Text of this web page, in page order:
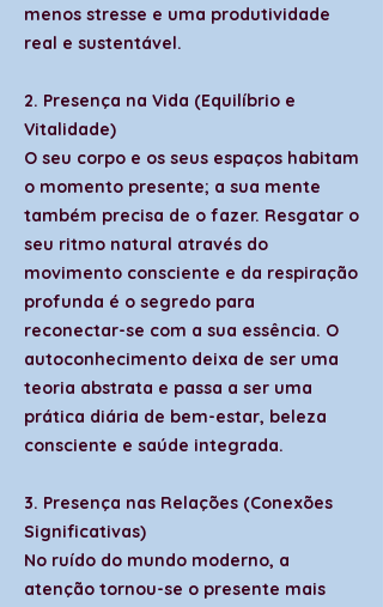
menos stresse e uma produtividade
real e sustentável.
2. Presença na Vida (Equilíbrio e
Vitalidade)
O seu corpo e os seus espaços habitam
o momento presente; a sua mente
também precisa de o fazer. Resgatar o
seu ritmo natural através do
movimento consciente e da respiração
profunda é o segredo para
reconectar-se com a sua essência. O
autoconhecimento deixa de ser uma
teoria abstrata e passa a ser uma
prática diária de bem-estar, beleza
consciente e saúde integrada.
3. Presença nas Relações (Conexões
Significativas)
No ruído do mundo moderno, a
atenção tornou-se o presente mais